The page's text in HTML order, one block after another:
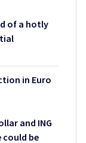
of a hotly
in Euro
and ING
be